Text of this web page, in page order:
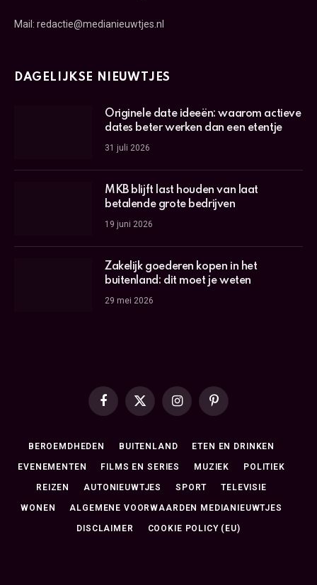
Mail: redactie@medianieuwtjes.nl
DAGELIJKSE NIEUWTJES
Originele date ideeën: waarom actieve
dates beter werken dan een etentje
31 juli 2026
MKB blijft last houden van laat
betalende grote bedrijven
19 juni 2026
Zakelijk goederen kopen in het
buitenland: dit moet je weten
29 mei 2026
Facebook
X
InstagramPinterest
BEROEMDHEDEN BUITENLAND ETEN EN DRINKEN
EVENEMENTEN FILMS EN SERIES MUZIEK POLITIEK
REIZEN AUTONIEUWTJES SPORT TELEVISIE
WONEN ALGEMENE VOORWAARDEN MEDIANIEUWTJES
DISCLAIMER COOKIE POLICY (EU)